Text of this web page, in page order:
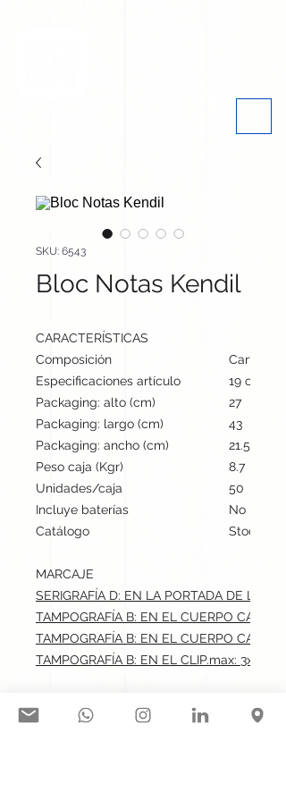
SKU: 6543
Bloc Notas Kendil
CARACTERÍSTICAS
Composición
Cartón
Especificaciones artículo
19 cm /
Packaging: alto (cm)
27
Packaging: largo (cm)
43
Packaging: ancho (cm)
21.5
Peso caja (Kgr)
8.7
Unidades/caja
50
Incluye baterías
No
Catálogo
Stock
MARCAJE
SERIGRAFÍA D: EN LA PORTADA DE LA
TAMPOGRAFÍA B: EN EL CUERPO CARA
TAMPOGRAFÍA B: EN EL CUERPO CARA
TAMPOGRAFÍA B: EN EL CLIP.max: 3x0.5 cm